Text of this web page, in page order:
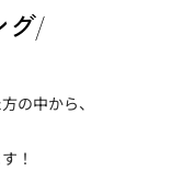
グ/
の中から、
！